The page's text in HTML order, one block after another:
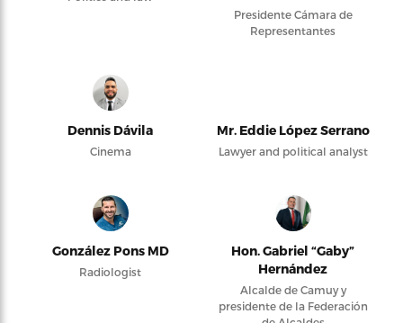
Presidente Cámara de
Representantes
Dennis Dávila
Cinema
Mr. Eddie López Serrano
Lawyer and political analyst
González Pons MD
Radiologist
Hon. Gabriel “Gaby”
Hernández
Alcalde de Camuy y
presidente de la Federación